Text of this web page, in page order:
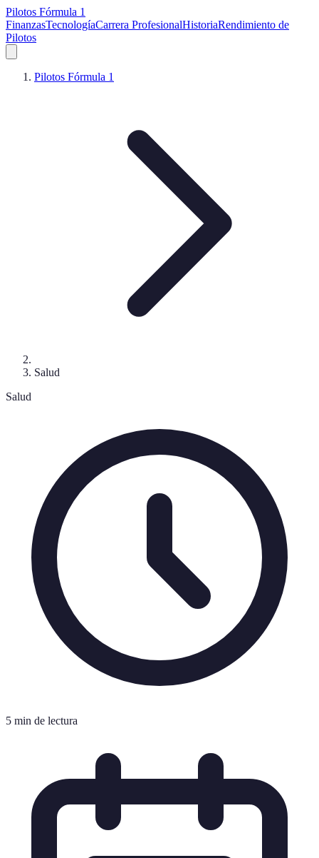
Pilotos Fórmula 1
FinanzasTecnologíaCarrera ProfesionalHistoriaRendimiento de
Pilotos
Pilotos Fórmula 1
Salud
Salud
5 min de lectura